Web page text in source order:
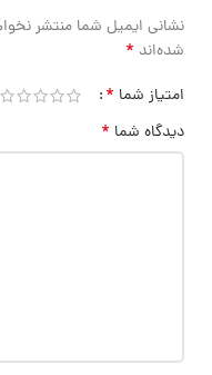
نشانی ایمیل شما منتشر
شده‌اند *
امتیاز شما *
دیدگاه شما *